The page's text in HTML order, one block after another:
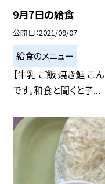
9月7日の給食
公開日 2021/09/07
給食のメニュー
【牛乳 ご飯 焼き鮭 こ
です。和食と聞くと子...